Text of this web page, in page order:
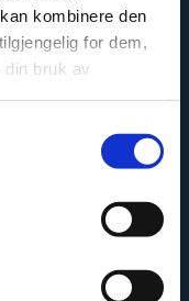
kombinere den
for dem,
din bruk av